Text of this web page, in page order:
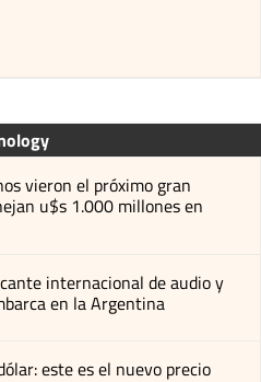
vieron el próximo gran
u$s 1.000 millones en
internacional de audio y
en la Argentina
este es el nuevo precio